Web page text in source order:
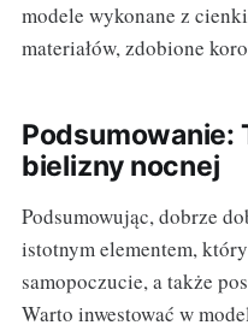
modele wykonane z
materiałów, zdobione
Podsumowanie:
bielizny nocnej
Podsumowując, dobrze
istotnym elementem,
samopoczucie, a także
Warto inwestować w